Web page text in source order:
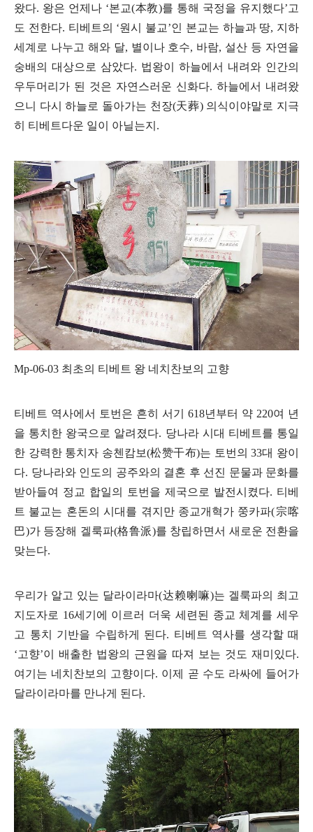
왔다. 왕은 언제나 ‘본교(本教)를 통해 국정을 유지했다’고
도 전한다. 티베트의 ‘원시 불교’인 본교는 하늘과 땅, 지하
세계로 나누고 해와 달, 별이나 호수, 바람, 설산 등 자연을
숭배의 대상으로 삼았다. 법왕이 하늘에서 내려와 인간의
우두머리가 된 것은 자연스러운 신화다. 하늘에서 내려왔
으니 다시 하늘로 돌아가는 천장(天葬) 의식이야말로 지극
히 티베트다운 일이 아닐는지 .
Mp-06-03 최초의 티베트 왕 네치찬보의 고향
티베트 역사에서 토번은 흔히 서기 618년부터 약 220여 년
을 통치한 왕국으로 알려졌다. 당나라 시대 티베트를 통일
한 강력한 통치자 송첸캄보(松赞干布)는 토번의 33대 왕이
다. 당나라와 인도의 공주와의 결혼 후 선진 문물과 문화를
받아들여 정교 합일의 토번을 제국으로 발전시켰다. 티베
트 불교는 혼돈의 시대를 겪지만 종교개혁가 쭝카파(宗喀
巴)가 등장해 겔룩파(格鲁派)를 창립하면서 새로운 전환을
맞는다.
우리가 알고 있는 달라이라마(达赖喇嘛)는 겔룩파의 최고
지도자로 16세기에 이르러 더욱 세련된 종교 체계를 세우
고 통치 기반을 수립하게 된다. 티베트 역사를 생각할 때
‘고향’이 배출한 법왕의 근원을 따져 보는 것도 재미있다.
여기는 네치찬보의 고향이다. 이제 곧 수도 라싸에 들어가
달라이라마를 만나게 된다.